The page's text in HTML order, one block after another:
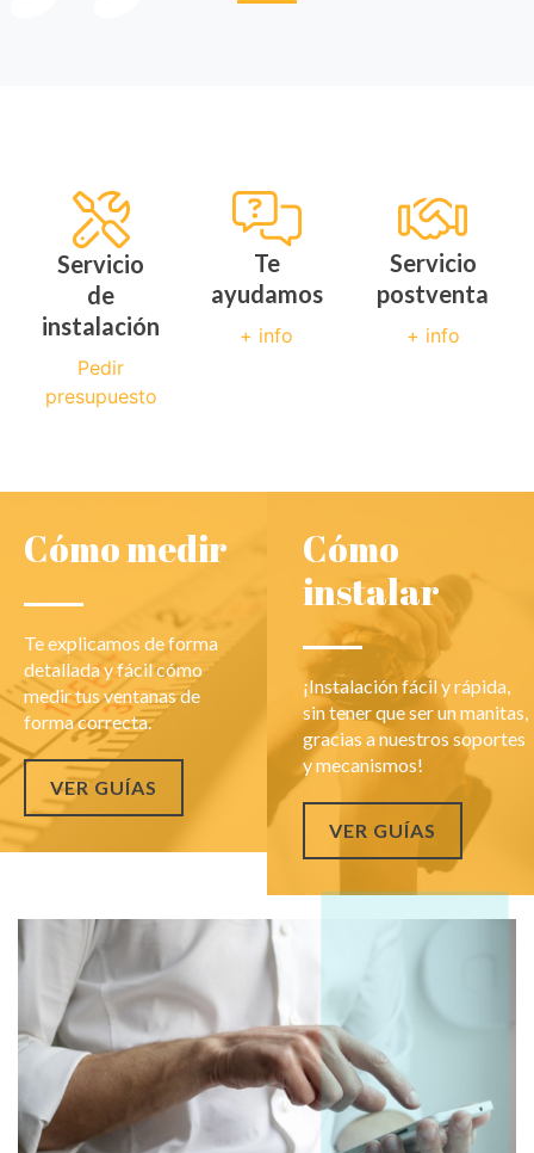
Servicio
de
instalación
Pedir
presupuesto
Te
ayudamos
+ info
Servicio
postventa
+ info
Cómo medir
Te explicamos de forma
detallada y fácil cómo
medir tus ventanas de
forma correcta.
VER GUÍAS
Cómo
instalar
¡Instalación fácil y rápida,
sin tener que ser un manitas,
gracias a nuestros soportes
y mecanismos!
VER GUÍAS